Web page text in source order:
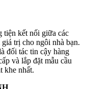
tiện kết nối giữa các
trị cho ngôi nhà bạn.
đối tác tin cậy hàng
và lắp đặt mẫu cầu
khe nhất.